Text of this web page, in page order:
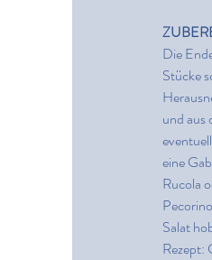
Die
Stücke
und aus
eine
Rucola
Salat
Rezept: